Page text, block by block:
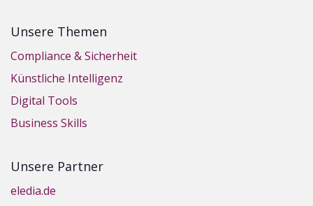
Unsere Themen
Compliance & Sicherheit
Künstliche Intelligenz
Digital Tools
Business Skills
Unsere Partner
eledia.de